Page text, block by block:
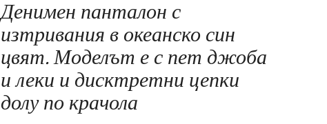
Денимен панталон с
изтривания в океанско син
цвят. Моделът е с пет джоба
и леки и дисктретни цепки
долу по крачола